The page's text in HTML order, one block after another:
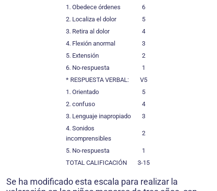
1. Obedece órdenes
6
2. Localiza el dolor
5
3. Retira al dolor
4
4. Flexión anormal
3
5. Extensión
2
6. No-respuesta
1
* RESPUESTA VERBAL:
V5
1. Orientado
5
2. confuso
4
3. Lenguaje inapropiado
3
4. Sonidos
incomprensibles
2
5. No-respuesta
1
TOTAL CALIFICACIÓN
3-15
Se ha modificado esta escala para realizar la